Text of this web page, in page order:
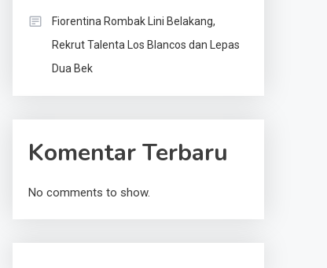
Fiorentina Rombak Lini Belakang,
Rekrut Talenta Los Blancos dan Lepas
Dua Bek
Komentar Terbaru
No comments to show.